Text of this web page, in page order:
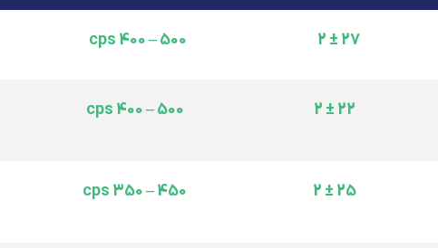
27 ± 2
500 – 400 cps
22 ± 2
500 – 400 cps
25 ± 2
450 – 350 cps